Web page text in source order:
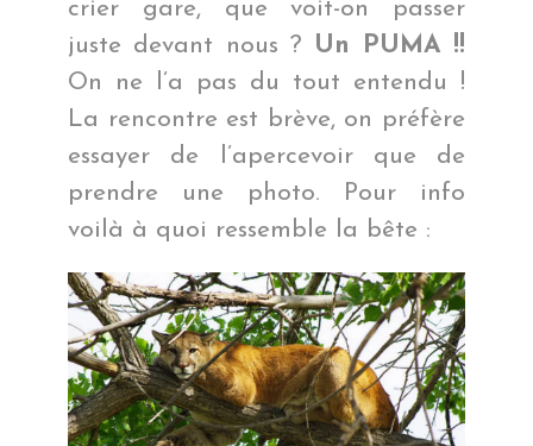
crier gare, que voit-on passer
juste devant nous ? Un PUMA !!
On ne l’a pas du tout entendu !
La rencontre est brève, on préfère
essayer de l’apercevoir que de
prendre une photo. Pour info
voilà à quoi ressemble la bête :